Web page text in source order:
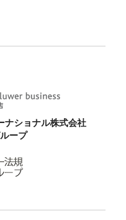
ナショナル株式会社
ープ